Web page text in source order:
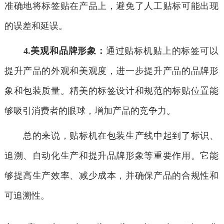
准确地将标签贴在产品上，避免了人工贴标可能出现
的误差和延误。
4.美观和品牌形象： 通过贴标机贴上的标签可以
提升产品的外观和美观度，进一步提升产品的品牌形
象和包装质量。精美的标签设计和规范的标贴位置能
够吸引消费者的眼球，增加产品的竞争力。
总的来说，贴标机在包装生产线中起到了标识、
追溯、自动化生产和提升品牌形象等重要作用。它能
够提高生产效率、减少成本，并确保产品的合规性和
可追溯性。